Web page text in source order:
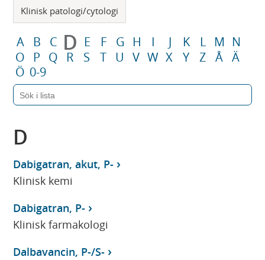
Klinisk patologi/cytologi
A B C D E F G H I J K L M N
O
P Q R S T U V W X Y Z Å Ä
Ö 0-9
D
Dabigatran, akut, P-
Klinisk kemi
Dabigatran, P-
Klinisk farmakologi
Dalbavancin, P-/S-